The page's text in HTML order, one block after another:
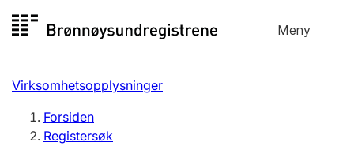
til
Meny
Registersøk
Aksjeselskap
Virksomhetsopplysninger
Forsiden
Registersøk